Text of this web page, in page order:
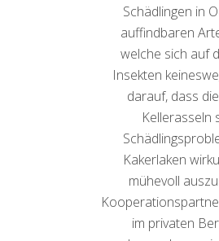
Schädlingen in
auffindbaren
welche sich auf
Insekten
darauf, dass
Kellerasseln
Kakerlaken
mühevoll
im privaten